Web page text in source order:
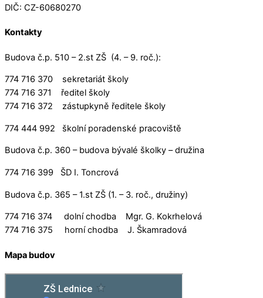
DIČ: CZ-60680270
Kontakty
Budova č.p. 510 – 2.st ZŠ (4. – 9. roč.):
774 716 370 sekretariát školy
774 716 371 ředitel školy
774 716 372 zástupkyně ředitele školy
774 444 992 školní poradenské pracoviště
Budova č.p. 360 – budova bývalé školky – družina
774 716 399 ŠD I. Toncrová
Budova č.p. 365 – 1.st ZŠ (1. – 3. roč., družiny)
774 716 374 dolní chodba Mgr. G. Kokrhelová
774 716 375 horní chodba J. Škamradová
Mapa budov